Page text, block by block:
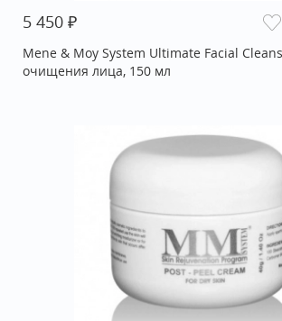
5 450 ₽
Mene & Moy System Ultimate Facial
очищения лица, 150 мл